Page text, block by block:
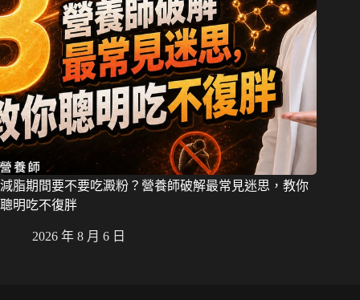
減脂期間要不要吃澱粉？營養師破解最常見迷思，教你
聰明吃不復胖
2026 年 8 月 6 日